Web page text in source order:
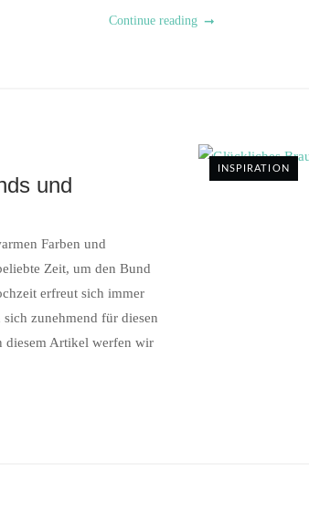
Continue reading
INSPIRATION
und
Farben und
Zeit, um den Bund
erfreut sich immer
zunehmend für diesen
diesem Artikel werfen wir